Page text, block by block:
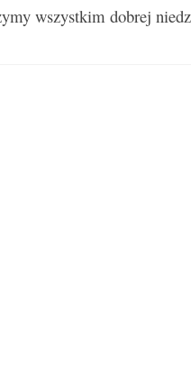
wszystkim dobrej